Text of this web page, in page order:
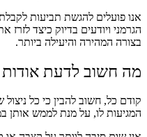
אנו פועלים להגשת תביעות
הגרמני ויודעים בדיוק כיצד
בצורה המהירה והיעילה ביותר.
מה חשוב לדעת אודות
קודם כל, חשוב להבין כי כל
המגיעות לו, על מנת לממש אותן